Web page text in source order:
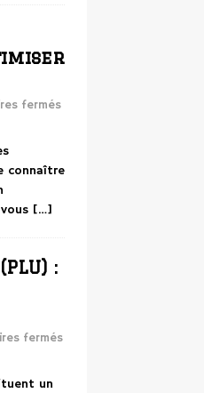
fermés
connaître
[…]
:
fermés
un